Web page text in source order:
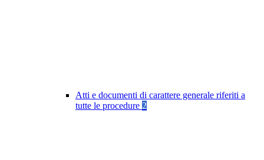
Atti e documenti di carattere generale riferiti a
tutte le procedure 2